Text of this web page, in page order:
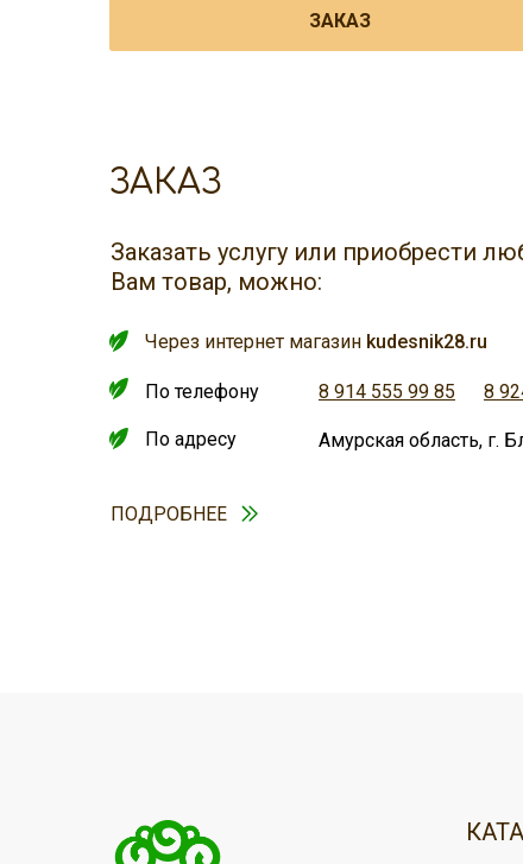
ЗАКАЗ
ЗАКАЗ
Амурская область, г.
8 914 555 99 85 8
По телефону
По адресу
Через интернет магазин kudesnik28.ru
Заказать услугу или приобрести
Вам товар, можно:
ПОДРОБНЕЕ
Доставка осуществляется нашей